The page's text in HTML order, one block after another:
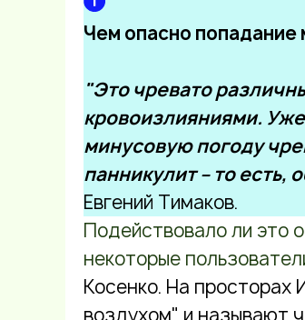
Чем опасно попадание
"Это чревато
кровоизлияниями. Уже
минусовую погоду
панникулит – то
Евгений Тимаков.
Подействовало ли это
некоторые
Косенко. На просторах
воздухом" и называют